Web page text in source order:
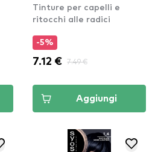
Tinture per capelli e
ritocchi alle radici
-5%
7.12 € 7.49 €
Aggiungi